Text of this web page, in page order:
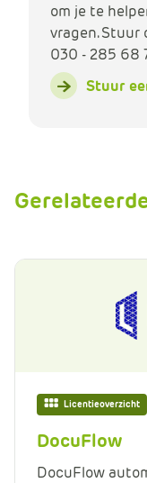
om je te
vragen. Stuur
030 - 285 68
Stuur
Licentieoverzicht
DocuFlow
DocuFlow